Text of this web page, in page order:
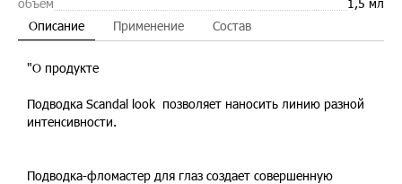
объем
1,5 мл
Описание
Применение Состав
"О продукте
Подводка Scandal look позволяет наносить линию разной
интенсивности.
Подводка-фломастер для глаз создает совершенную